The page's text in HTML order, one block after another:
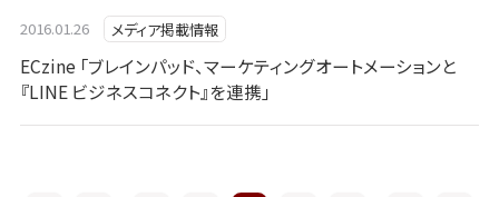
2016.01.26 メディア掲載情報
ECzine 「ブレインパッド、マーケティングオートメーションと
『LINE ビジネスコネクト』を連携」